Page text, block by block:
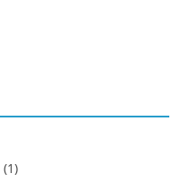
(1)